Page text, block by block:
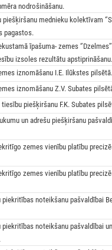
nodrošināšanu.
mednieku kolektīvam
pagastos.
īpašuma- zemes
izsoles rezultātu
iznomāšanu I.E. Ilūkstes
iznomāšanu Z.V. Subates
piešķiršanu F.K. Subates
un adrešu piešķiršanu
zemes vienību platību
zemes vienību platību
piekritības noteikšanu pašvaldībai
piekritības noteikšanu pašvaldībai